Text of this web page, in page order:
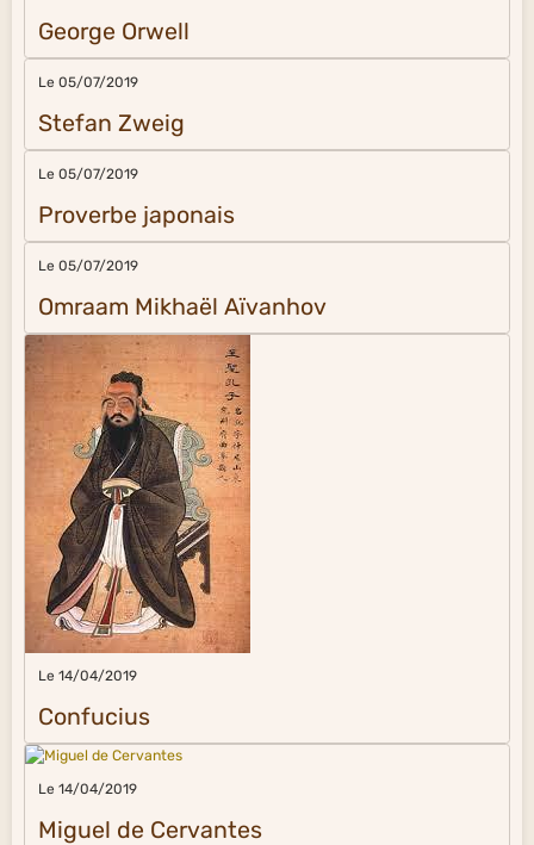
George Orwell
Le 05/07/2019
Stefan Zweig
Le 05/07/2019
Proverbe japonais
Le 05/07/2019
Omraam Mikhaël Aïvanhov
Le 14/04/2019
Confucius
Le 14/04/2019
Miguel de Cervantes